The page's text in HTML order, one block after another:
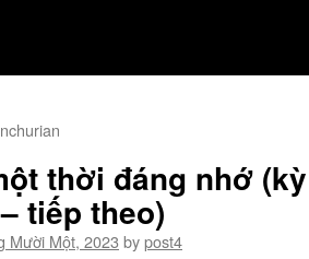
thời đáng nhớ
tiếp theo)
Mười Một, 2023 bypost4